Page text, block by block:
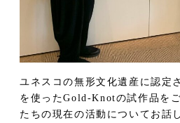
ユネスコの無形文化遺産に認定
を使ったGold-Knotの試作品を
たちの現在の活動についてお話